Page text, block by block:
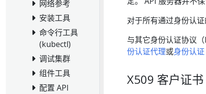
网络参考
安装工具
命令行工具
(kubectl)
调试集群
组件工具
配置 API
对于所有通过身份认证
与其它身份认证协议
份认证代理或身份认
X509 客户证书